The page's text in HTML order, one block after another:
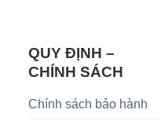
QUY ĐỊNH –
CHÍNH SÁCH
Chính sách bảo hành